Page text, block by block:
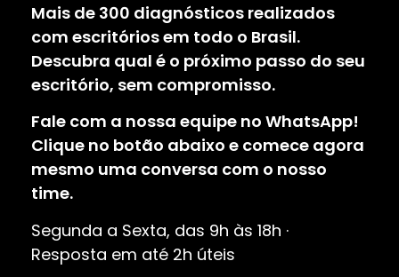
Mais de 300 diagnósticos realizados
com escritórios em todo o Brasil.
Descubra qual é o próximo passo do seu
escritório, sem compromisso.
Fale com a nossa equipe no WhatsApp!
Clique no botão abaixo e comece agora
mesmo uma conversa com o nosso
time.
Segunda a Sexta, das 9h às 18h ·
Resposta em até 2h úteis